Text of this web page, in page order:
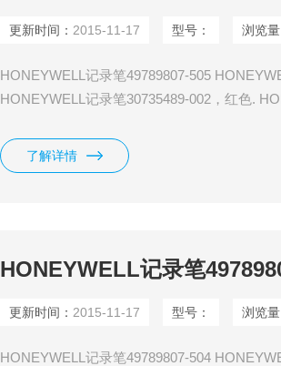
更新时间： 2015-11-17 型号： 浏览量
HONEYWELL记录笔49789807-505
HONEYWELL记录笔30735489-002，红色.
HONEYWELL记录笔30735489-006，绿色.
了解详情
HONEYWELL记录笔
更新时间： 2015-11-17 型号： 浏览量
HONEYWELL记录笔49789807-504